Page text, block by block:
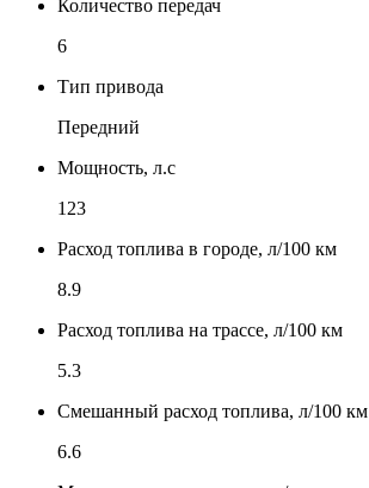
Количество передач
6
Тип привода
Передний
Мощность, л.с
123
Расход топлива в городе, л/100 км
8.9
Расход топлива на трассе, л/100 км
5.3
Смешанный расход топлива, л/100 км
6.6